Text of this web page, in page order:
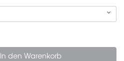
In den Warenkorb